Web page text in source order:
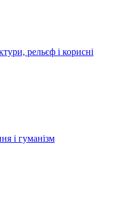
рельєф і корисні
і гуманізм